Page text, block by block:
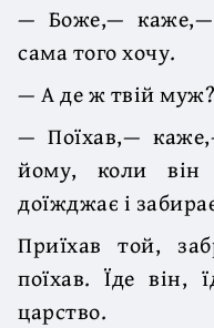
— Боже,—
сама того хочу.
— А де ж твій муж?
— Поїхав,—
йому, коли він
доїжджає і
Приїхав той,
поїхав. Їде він,
царство.